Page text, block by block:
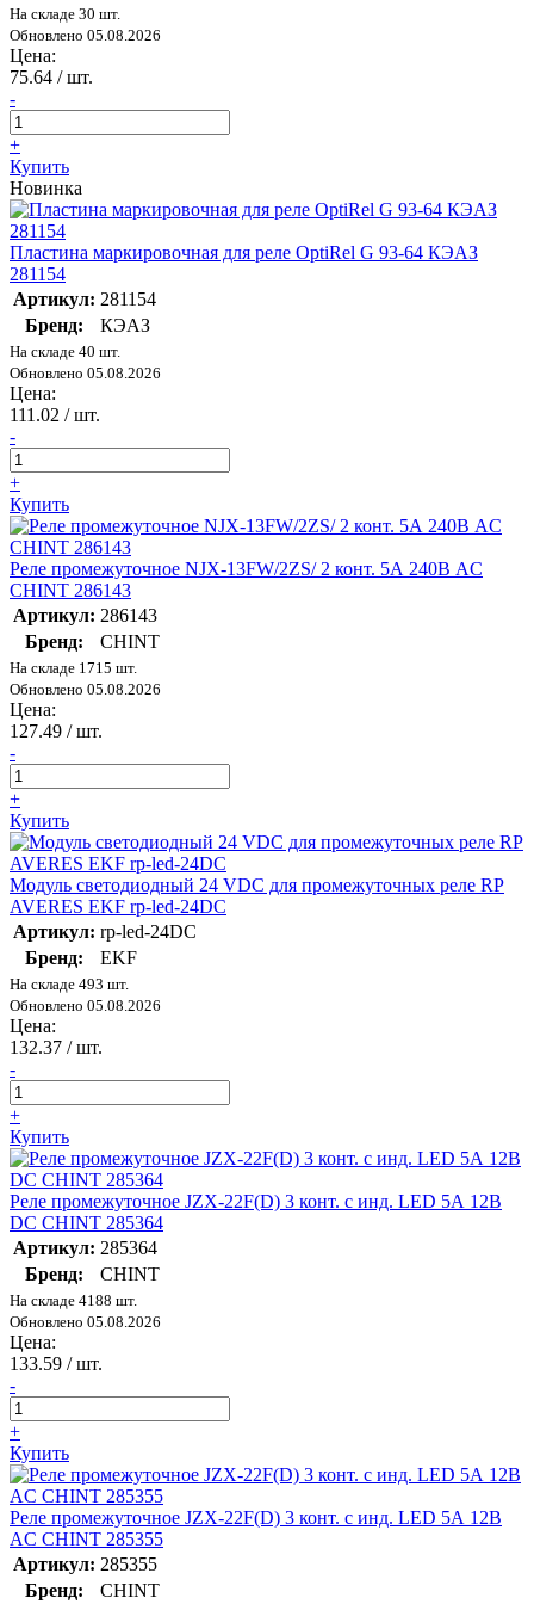
На складе 30 шт.
Обновлено 05.08.2026
Цена:
75.64 / шт.
-
+
Купить
Новинка
Пластина маркировочная для реле OptiRel G 93-64 КЭАЗ
281154
Артикул: 281154
Бренд:
КЭАЗ
На складе 40 шт.
Обновлено 05.08.2026
Цена:
111.02 / шт.
-
+
Купить
Реле промежуточное NJX-13FW/2ZS/ 2 конт. 5А 240В AC
CHINT 286143
Артикул: 286143
Бренд:
CHINT
На складе 1715 шт.
Обновлено 05.08.2026
Цена:
127.49 / шт.
-
+
Купить
Модуль светодиодный 24 VDC для промежуточных реле RP
AVERES EKF rp-led-24DC
Артикул: rp-led-24DC
Бренд:
EKF
На складе 493 шт.
Обновлено 05.08.2026
Цена:
132.37 / шт.
-
+
Купить
Реле промежуточное JZX-22F(D) 3 конт. с инд. LED 5А 12В
DC CHINT 285364
Артикул: 285364
Бренд:
CHINT
На складе 4188 шт.
Обновлено 05.08.2026
Цена:
133.59 / шт.
-
+
Купить
Реле промежуточное JZX-22F(D) 3 конт. с инд. LED 5А 12В
AC CHINT 285355
Артикул: 285355
Бренд:
CHINT